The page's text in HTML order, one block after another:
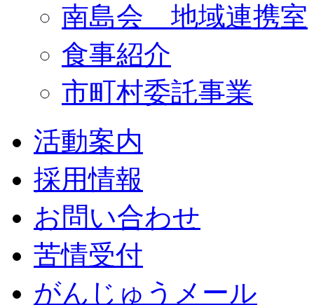
南島会 地域連携室
食事紹介
市町村委託事業
活動案内
採用情報
お問い合わせ
苦情受付
がんじゅうメール